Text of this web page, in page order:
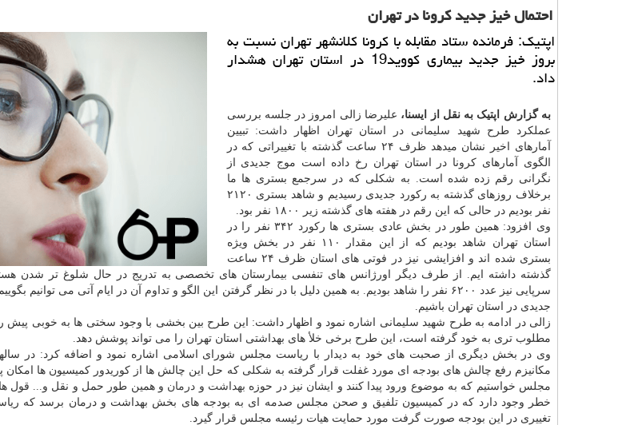
احتمال خیز جدید كرونا در تهران
اپتیک: فرمانده ستاد مقابله با کرونا کلانشهر تهران نسبت به
بروز خیز جدید بیماری کووید19 در استان تهران هشدار
داد.
به گزارش اپتیک به نقل از ایسنا، علیرضا زالی امروز در جلسه بررسی
عملکرد طرح شهید سلیمانی در استان تهران اظهار داشت: تبیین
آمارهای اخیر نشان میدهد ظرف ۲۴ ساعت گذشته با تغییراتی که در
الگوی آمارهای کرونا در استان تهران رخ داده است موج جدیدی از
نگرانی رقم زده شده است. به شکلی که در سرجمع بستری ها ما
برخلاف روزهای گذشته به رکورد جدیدی رسیدیم و شاهد بستری ۲۱۲۰
نفر بودیم در حالی که این رقم در هفته های گذشته زیر ۱۸۰۰ نفر بود.
وی افزود: همین طور در بخش عادی بستری ها رکورد ۳۴۲ نفر را در
استان تهران شاهد بودیم که از این مقدار ۱۱۰ نفر در بخش ویژه
بستری شده اند و افزایشی نیز در فوتی های استان ظرف ۲۴ ساعت
گذشته داشته ایم. از طرف دیگر اورژانس های تنفسی بیمارستان های تخصصی به تدریج در حال شلوغ تر شدن
سرپایی نیز عدد ۶۲۰۰ نفر را شاهد بودیم. به همین دلیل با در نظر گرفتن این الگو و تداوم آن در ایام آتی می
جدیدی در استان تهران باشیم.
زالی در ادامه به طرح شهید سلیمانی اشاره نمود و اظهار داشت: این طرح بین بخشی با وجود سختی ها به خوبی پیش
مطلوب تری به خود گرفته است، این طرح برخی خلأ های بهداشتی استان تهران را می تواند پوشش دهد.
وی در بخش دیگری از صحبت های خود به دیدار با ریاست مجلس شورای اسلامی اشاره نمود و اضافه کرد: در
مکانیزم رفع چالش های بودجه ای مورد غفلت قرار گرفته به شکلی که حل این چالش ها از کوریدور کمیسیون ها امکان
مجلس خواستیم که به موضوع ورود پیدا کنند و ایشان نیز در حوزه بهداشت و درمان و همین طور حمل و نقل و... قول
خطر وجود دارد که در کمیسیون تلفیق و صحن مجلس صدمه ای به بودجه های بخش بهداشت و درمان برسد که
تغییری در این بودجه صورت گرفت مورد حمایت هیات رئیسه مجلس قرار گیرد.